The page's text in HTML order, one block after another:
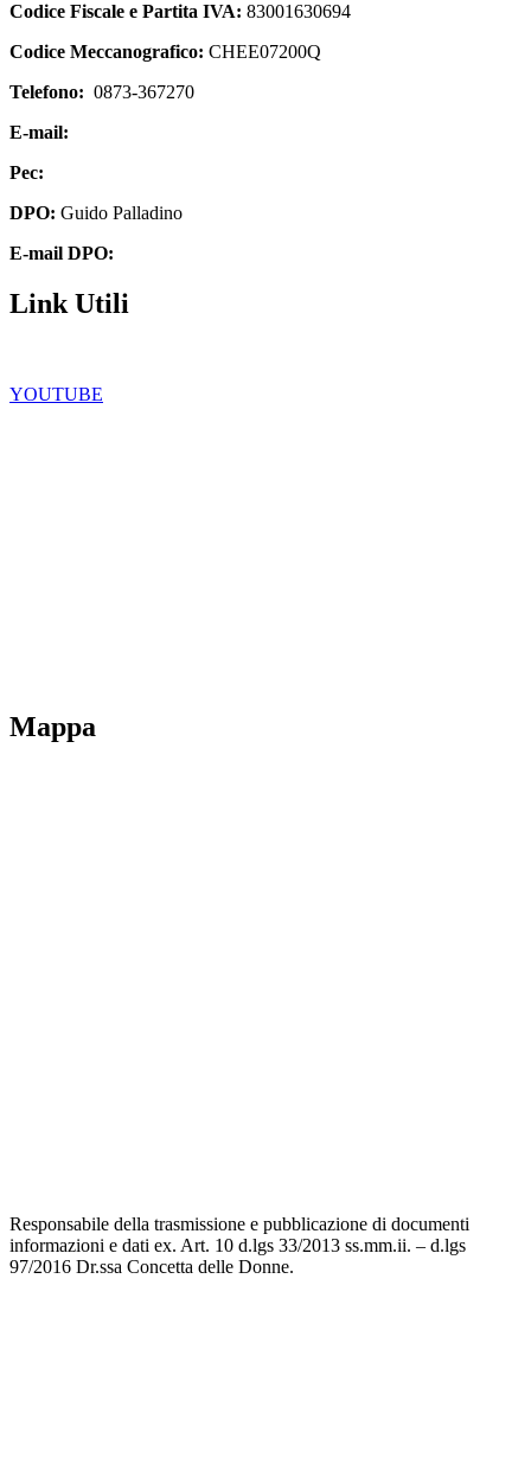
Codice Fiscale e Partita IVA: 83001630694
Codice Meccanografico: CHEE07200Q
Telefono: 0873-367270
E-mail:
Pec:
DPO: Guido Palladino
E-mail DPO:
Link Utili
YOUTUBE
Mappa
Responsabile della trasmissione e pubblicazione di documenti
informazioni e dati ex. Art. 10 d.lgs 33/2013 ss.mm.ii. – d.lgs
97/2016 Dr.ssa Concetta delle Donne.